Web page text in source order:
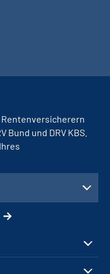
Rentenversicherern
Bund und DRV KBS.